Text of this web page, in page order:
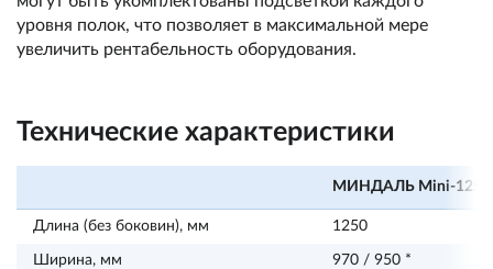
уровня полок, что позволяет в максимальной мере
увеличить рентабельность оборудования.
Технические характеристики
МИНДАЛЬ Mini-1250
Длина (без боковин), мм 1250
Ширина, мм 970 / 950 *